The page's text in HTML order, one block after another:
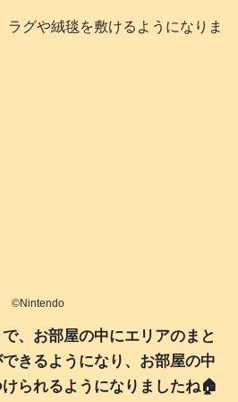
ラグや絨毯を敷けるようになりま
©️Nintendo
、お部屋の中にエリアのまと
きるようになり、お部屋の中
られるようになりましたね🏠️